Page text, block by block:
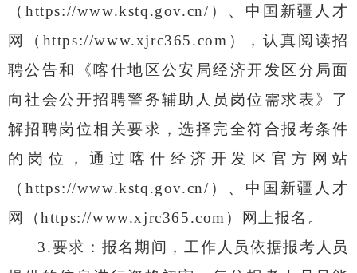
（ https://www.kstq.gov.cn/ ）、中国新疆人才
网（ https://www.xjrc365.com ），认真阅读招
聘公告和《喀什地区公安局经济开发区分局面
向社会公开招聘警务辅助人员 岗位需求表》了
解招聘岗位相关要求，选择完全符合报考条件
的岗位
，通过喀什经济开发区官方网站
（ https://www.kstq.gov.cn/ ）、中国新疆人才
网（https://www.xjrc365.com ）网上报名。
3.要求：报名期间，工作人员依据报考人 员